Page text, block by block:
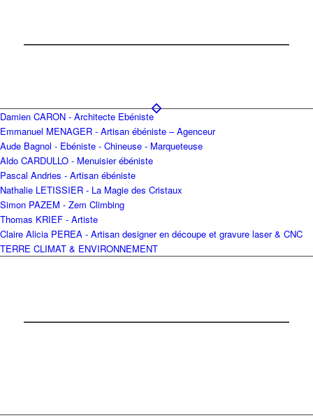
Damien CARON - Architecte Ebéniste
Emmanuel MENAGER - Artisan ébéniste – Agenceur
Aude Bagnol - Ebéniste - Chineuse - Marqueteuse
Aldo CARDULLO - Menuisier ébéniste
Pascal Andries - Artisan ébéniste
Nathalie LETISSIER - La Magie des Cristaux
Simon PAZEM - Zem Climbing
Thomas KRIEF - Artiste
Claire Alicia PEREA - Artisan designer en découpe et gravure laser & CNC
TERRE CLIMAT & ENVIRONNEMENT